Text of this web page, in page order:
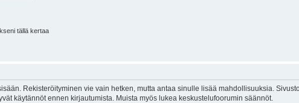
tällä kertaa
Rekisteröityminen vie vain hetken, mutta antaa sinulle lisää mahdollisuuksia.
käytännöt ennen kirjautumista. Muista myös lukea keskustelufoorumin säännöt.